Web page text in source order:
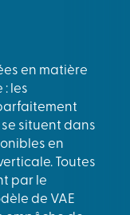
en matière
les
situent dans
en
Toutes
par le
de VAE